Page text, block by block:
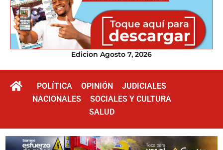
Edicion Agosto 7, 2026
POLÍTICA OPINIÓN
JUDICIALES
NACIONALES
SOCIALES Y CULTURA
SALUD